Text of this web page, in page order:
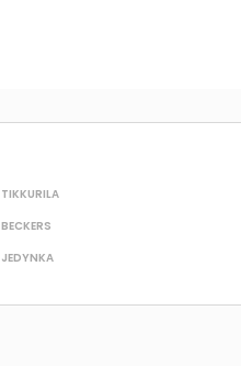
TIKKURILA
BECKERS
JEDYNKA